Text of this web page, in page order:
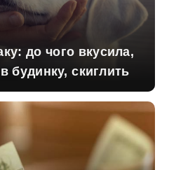
до чого вкусила,
будинку, скиглить